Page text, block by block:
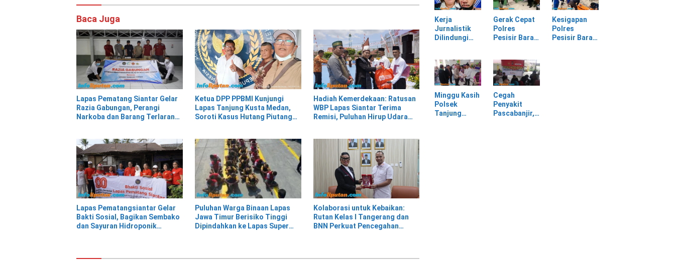
Baca Juga
Lapas Pematang Siantar Gelar
Razia Gabungan, Perangi
Narkoba dan Barang Terlarang
Ketua DPP PPBMI Kunjungi
Lapas Tanjung Kusta Medan,
Soroti Kasus Hutang Piutang
Hadiah Kemerdekaan: Ratusan
WBP Lapas Siantar Terima
Remisi, Puluhan Hirup Udara
Lapas Pematangsiantar Gelar
Bakti Sosial, Bagikan Sembako
dan Sayuran Hidroponik
Puluhan Warga Binaan Lapas
Jawa Timur Berisiko Tinggi
Dipindahkan ke Lapas Super
Kolaborasi untuk Kebaikan:
Rutan Kelas I Tangerang dan
BNN Perkuat Pencegahan
Pesisir Barat
Sendiri
Material
Longsor
Kerja
Jurnalistik
Dilindungi
Kekerasan di
Kawasan PT
IMIP
Gerak Cepat
Polres
Pesisir Barat
Kekerasan
Dalam Rumah
Tangga di
Pasar Kota
Krui
Kesigapan
Polres
Pesisir Barat
Minggu Kasih
Polsek
Tanjung
Cegah
Penyakit
Pascabanjir,